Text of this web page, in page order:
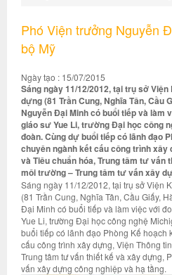
Phó Viện trưởng Nguyễn
bộ Mỹ
Ngày tạo : 15/07/2015
Sáng ngày 11/12/2012, tại trụ sở
dựng (81 Trần Cung, Nghĩa Tân, Cầu
Nguyễn Đại Minh có buổi tiếp và làm
giáo sư Yue Li, trường Đại học công
đoàn. Cùng dự buổi tiếp có lãnh đạo
chuyên ngành kết cấu công trình xây
và Tiêu chuẩn hóa, Trung tâm tư vấn
môi trường – Trung tâm tư vấn xây
Sáng ngày 11/12/2012, tại trụ sở Viện
(81 Trần Cung, Nghĩa Tân, Cầu Giấy,
Đại Minh có buổi tiếp và làm việc với
Yue Li, trường Đại học công nghệ
buổi tiếp có lãnh đạo Phòng Kế hoạch
cấu công trình xây dựng, Viện Thông
Trung tâm tư vấn thiết kế và xây dựng,
vấn xây dựng công nghiệp và hạ tầng.